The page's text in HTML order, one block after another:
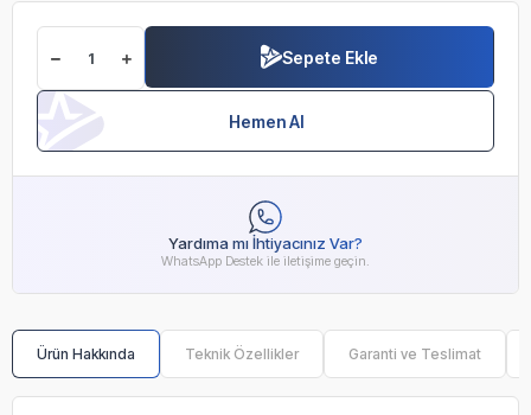
Sepete Ekle
Hemen Al
Yardıma mı İhtiyacınız Var?
WhatsApp Destek ile iletişime geçin.
Ürün Hakkında Teknik Özellikler Garanti ve Teslimat